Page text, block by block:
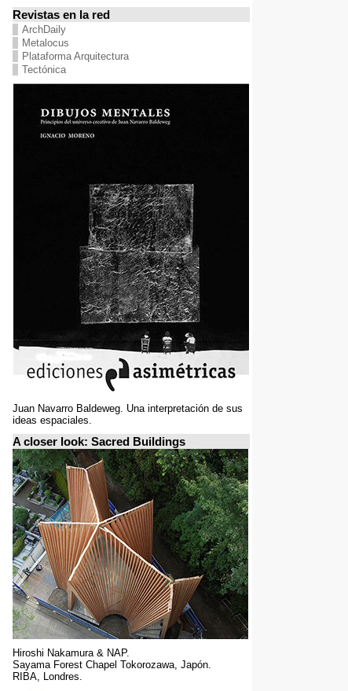
Revistas en la red
ArchDaily
Metalocus
Plataforma Arquitectura
Tectónica
Juan Navarro Baldeweg. Una interpretación de sus
ideas espaciales.
A closer look: Sacred Buildings
Hiroshi Nakamura & NAP.
Sayama Forest Chapel Tokorozawa, Japón.
RIBA, Londres.